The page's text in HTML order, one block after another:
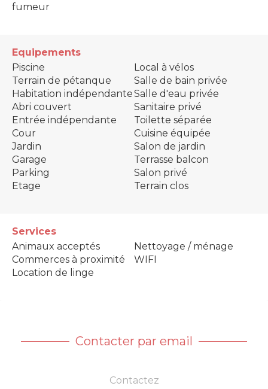
fumeur
Equipements
Piscine
Terrain de pétanque
Habitation indépendante
Abri couvert
Entrée indépendante
Cour
Jardin
Garage
Parking
Etage
Local à vélos
Salle de bain privée
Salle d'eau privée
Sanitaire privé
Toilette séparée
Cuisine équipée
Salon de jardin
Terrasse balcon
Salon privé
Terrain clos
Services
Animaux acceptés
Commerces à proximité
Location de linge
Nettoyage / ménage
WIFI
Contacter par email
Contactez